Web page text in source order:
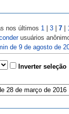
nos últimos 1| 3| 7|
usuários
de 9 de agosto de
Inverter seleção